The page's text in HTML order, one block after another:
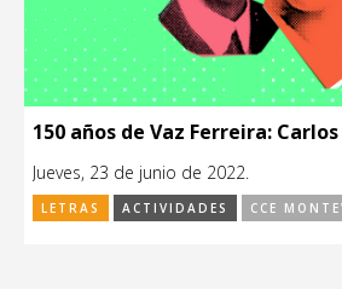
150 años de Vaz Ferreira:
Jueves, 23 de junio de 2022.
LETRAS ACTIVIDADES CCE